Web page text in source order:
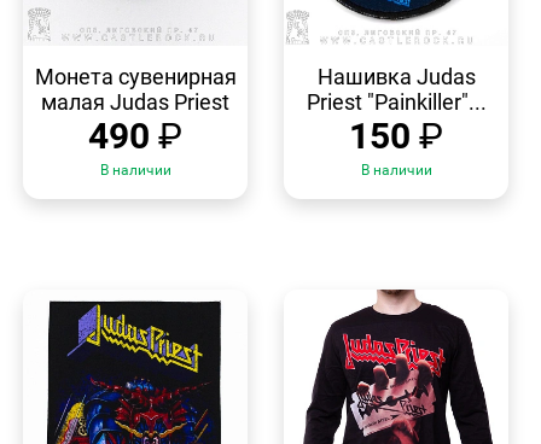
Монета сувенирная
малая Judas Priest
490 ₽
В наличии
ПРОСМОТР
Нашивка Judas
Priest "Painkiller"...
150 ₽
В наличии